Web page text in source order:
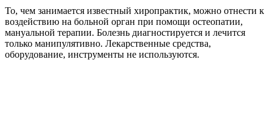
То, чем занимается известный хиропрактик, можно отнести к
воздействию на больной орган при помощи остеопатии,
мануальной терапии. Болезнь диагностируется и лечится
только манипулятивно. Лекарственные средства,
оборудование, инструменты не используются.